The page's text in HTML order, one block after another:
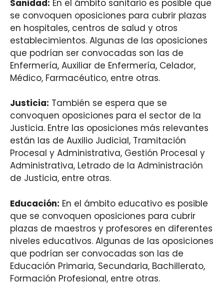
Sanidad: En el ámbito sanitario es posible que
se convoquen oposiciones para cubrir plazas
en hospitales, centros de salud y otros
establecimientos. Algunas de las oposiciones
que podrían ser convocadas son las de
Enfermería, Auxiliar de Enfermería, Celador,
Médico, Farmacéutico, entre otras.
Justicia: También se espera que se
convoquen oposiciones para el sector de la
Justicia. Entre las oposiciones más relevantes
están las de Auxilio Judicial, Tramitación
Procesal y Administrativa, Gestión Procesal y
Administrativa, Letrado de la Administración
de Justicia, entre otras.
Educación: En el ámbito educativo es posible
que se convoquen oposiciones para cubrir
plazas de maestros y profesores en diferentes
niveles educativos. Algunas de las oposiciones
que podrían ser convocadas son las de
Educación Primaria, Secundaria, Bachillerato,
Formación Profesional, entre otras.